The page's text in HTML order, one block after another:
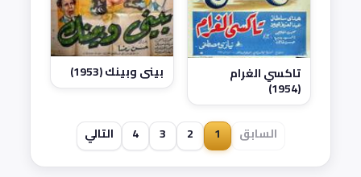
تاكسي الغرام
(1954)
بيني وبينك (1953)
السابق 1
2
3
4 التالي